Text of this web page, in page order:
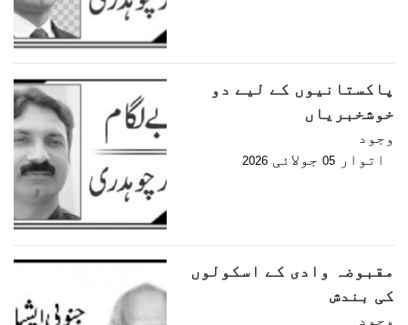
پاکستانیوں کے لیے دو
خوشخبریاں
وجود
اتوار 05 جولائی 2026
مقبوضہ وادی کے اسکولوں
کی بندش
وجود